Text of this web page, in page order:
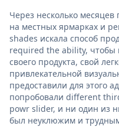
Через несколько
на местных ярмарках и
shades искала способ
required the ability, чтобы
своего продукта, свой
привлекательной
предоставили для этого
попробовали different
powr slider, и ни один из
был неуклюжим и